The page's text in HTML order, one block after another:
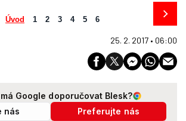
Úvod 1 2 3 4 5 6
25. 2. 2017 • 06:00
Google doporučovat Blesk?
nás
Preferujte nás